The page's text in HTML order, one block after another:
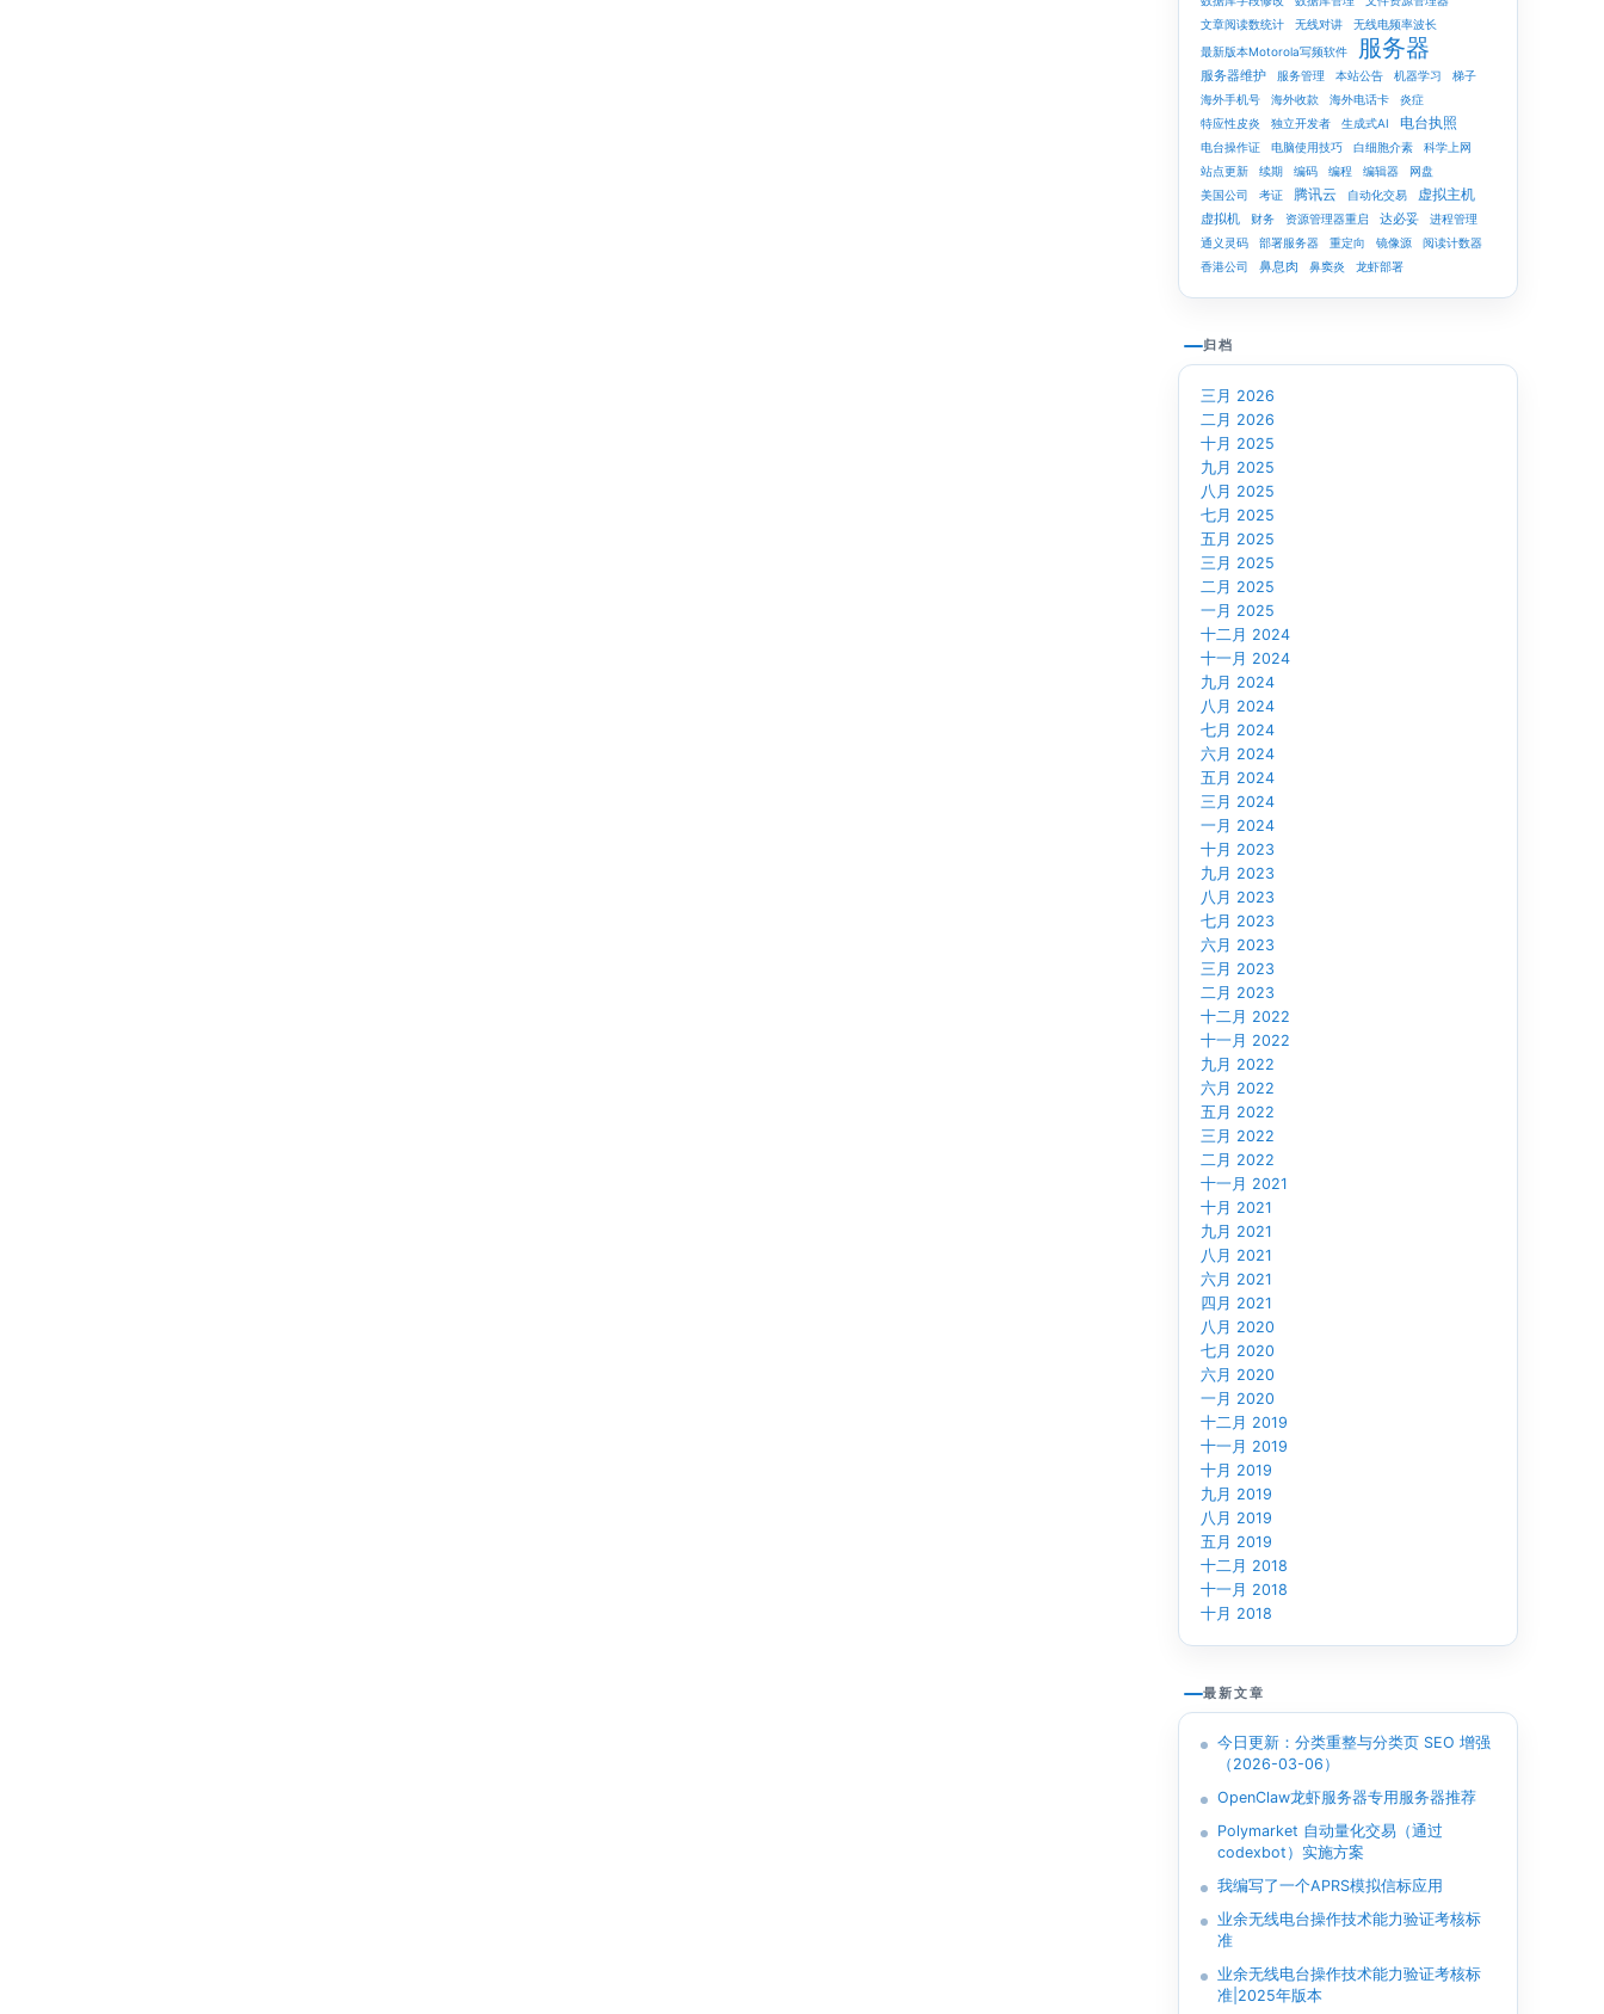
文章阅读数统计
无线对讲
无线电频率波长
最新版本Motorola写频软件
服务器
服务器维护 服务管理 本站公告 机器学习
梯子
海外手机号
海外收款 海外电话卡
炎症
特应性皮炎
独立开发者 生成式AI 电台执照
电台操作证 电脑使用技巧 白细胞介素
科学上网
站点更新
续期 编码 编程 编辑器
网盘
美国公司
考证 腾讯云 自动化交易 虚拟主机
虚拟机 财务 资源管理器重启 达必妥
进程管理
通义灵码
部署服务器 重定向 镜像源
阅读计数器
香港公司
鼻息肉 鼻窦炎 龙虾部署
归档
三月 2026
二月 2026
十月 2025
九月 2025
八月 2025
七月 2025
五月 2025
三月 2025
二月 2025
一月 2025
十二月 2024
十一月 2024
九月 2024
八月 2024
七月 2024
六月 2024
五月 2024
三月 2024
一月 2024
十月 2023
九月 2023
八月 2023
七月 2023
六月 2023
三月 2023
二月 2023
十二月 2022
十一月 2022
九月 2022
六月 2022
五月 2022
三月 2022
二月 2022
十一月 2021
十月 2021
九月 2021
八月 2021
六月 2021
四月 2021
八月 2020
七月 2020
六月 2020
一月 2020
十二月 2019
十一月 2019
十月 2019
九月 2019
八月 2019
五月 2019
十二月 2018
十一月 2018
十月 2018
最新文章
今日更新：分类重整与分类页 SEO 增强
（2026-03-06）
OpenClaw龙虾服务器专用服务器推荐
Polymarket 自动量化交易（通过
codexbot）实施方案
我编写了一个APRS模拟信标应用
业余无线电台操作技术能力验证考核标
准
业余无线电台操作技术能力验证考核标
准|2025年版本